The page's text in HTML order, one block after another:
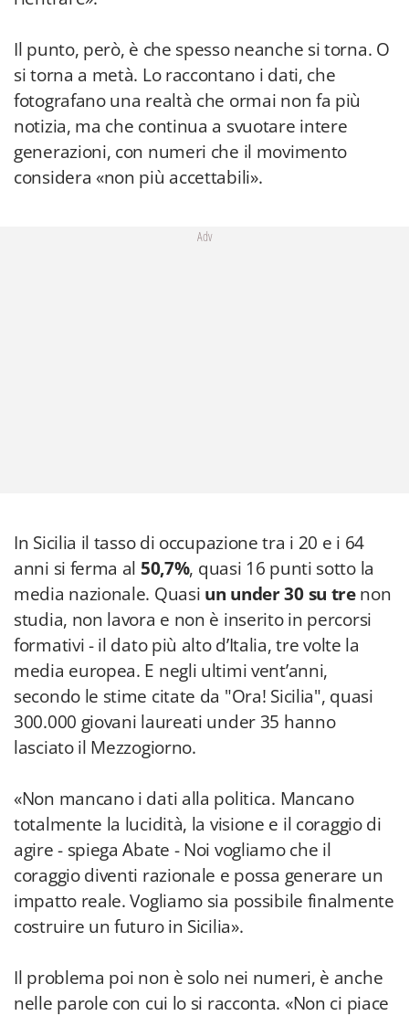
Il punto, però, è che spesso neanche si torna. O
si torna a metà. Lo raccontano i dati, che
fotografano una realtà che ormai non fa più
notizia, ma che continua a svuotare intere
generazioni, con numeri che il movimento
considera «non più accettabili».
Adv
In Sicilia il tasso di occupazione tra i 20 e i 64
anni si ferma al 50,7%, quasi 16 punti sotto la
media nazionale. Quasi un under 30 su trenon
studia, non lavora e non è inserito in percorsi
formativi - il dato più alto d’Italia, tre volte la
media europea. E negli ultimi vent’anni,
secondo le stime citate da "Ora! Sicilia", quasi
300.000 giovani laureati under 35 hanno
lasciato il Mezzogiorno.
«Non mancano i dati alla politica. Mancano
totalmente la lucidità, la visione e il coraggio di
agire - spiega Abate - Noi vogliamo che il
coraggio diventi razionale e possa generare un
impatto reale. Vogliamo sia possibile finalmente
costruire un futuro in Sicilia».
Il problema poi non è solo nei numeri, è anche
nelle parole con cui lo si racconta. «Non ci piace